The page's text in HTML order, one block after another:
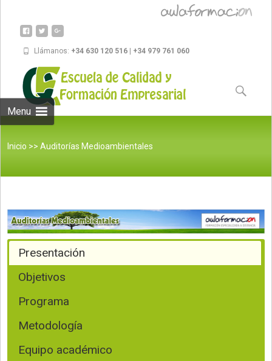
Llámanos: +34 630 120 516 | +34 979 761 060
Menu
content
Buscar:
Inicio >>Auditorías Medioambientales
Presentación
Objetivos
Programa
Metodología
Equipo académico